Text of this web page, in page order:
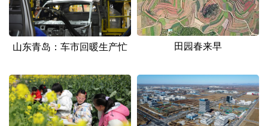
Deutsch Português
山东青岛：车市回暖生产忙 田园春来早